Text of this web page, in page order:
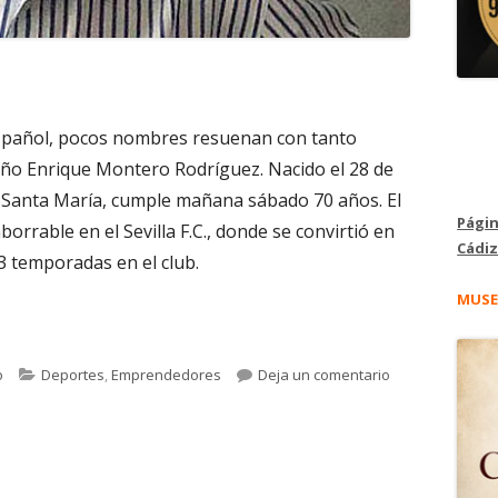
pocos nombres resuenan con tanto
Enrique Montero Rodríguez. Nacido el 28 de
María, cumple mañana sábado 70 años. El
en el Sevilla F.C., donde se convirtió en
temporadas en el club.
Categorías
Deportes,Emprendedores Deja un comentario